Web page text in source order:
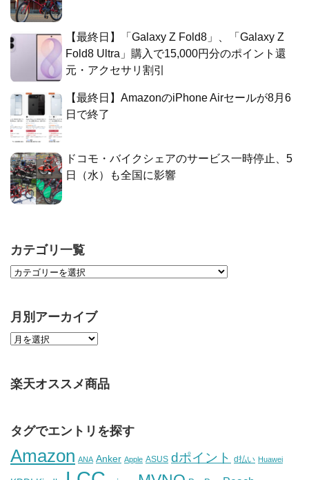
【最終日】「Galaxy Z Fold8」、「Galaxy Z
Fold8 Ultra」購入で15,000円分のポイント還
元・アクセサリ割引
【最終日】AmazonのiPhone Airセールが8月6
日で終了
ドコモ・バイクシェアのサービス一時停止、5
日（水）も全国に影響
カテゴリ一覧
月別アーカイブ
楽天オススメ商品
タグでエントリを探す
Amazon ANA Anker Apple ASUS dポイント d払い Huawei